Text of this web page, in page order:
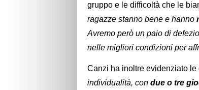
gruppo e le difficoltà che le
ragazze stanno bene e hanno
Avremo però un paio di
nelle migliori condizioni per
Canzi ha inoltre evidenziato
individualità, con due o tre